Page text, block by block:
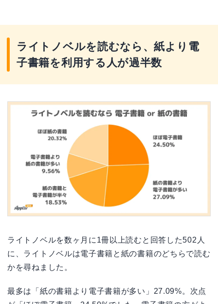
ライトノベルを読むなら、紙より電
子書籍を利用する人が過半数
ライトノベルを数ヶ月に1冊以上読むと回答した502人
に、ライトノベルは電子書籍と紙の書籍のどちらで読む
かを尋ねました。
最多は「紙の書籍より電子書籍が多い」27.09%。次点